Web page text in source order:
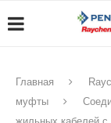
Главная
муфты